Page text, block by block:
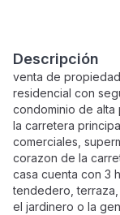
Descripción
venta de
residencial con
condominio de alta
la carretera
comerciales,
corazon de la
casa cuenta con 3
tendedero,
el jardinero o la